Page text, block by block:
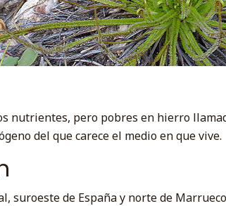
nutrientes, pero pobres en hierro
del que carece el medio en que vive.
suroeste de España y norte de